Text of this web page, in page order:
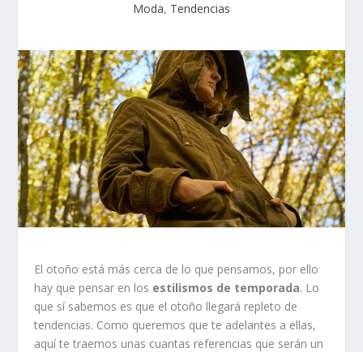
Moda, Tendencias
El otoño está más cerca de lo que pensamos, por ello
hay que pensar en los estilismos de temporada. Lo
que sí sabemos es que el otoño llegará repleto de
tendencias. Como queremos que te adelantes a ellas,
aquí te traemos unas cuantas referencias que serán un